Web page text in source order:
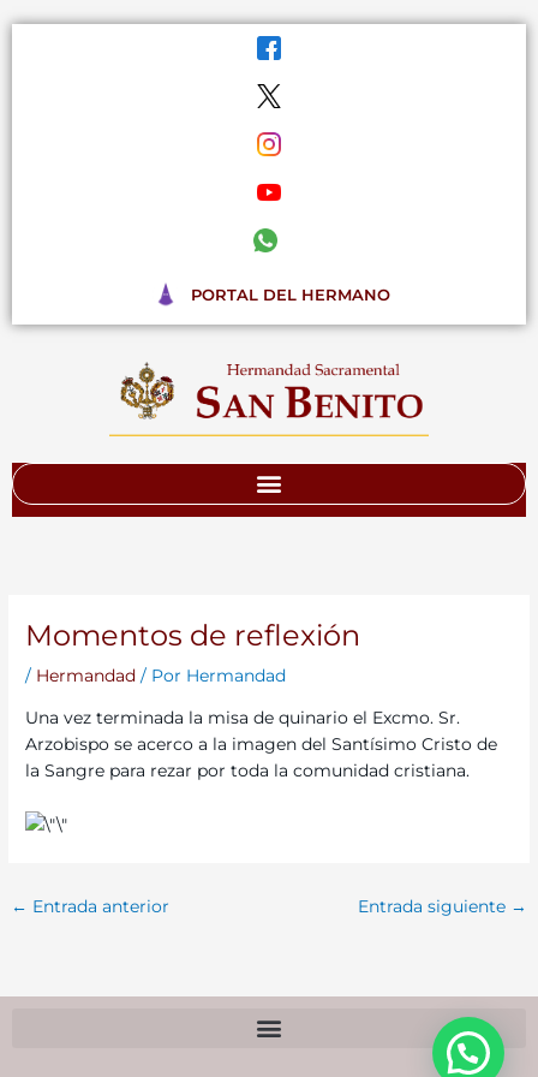
PORTAL DEL HERMANO
Momentos de reflexión
/ Hermandad / Por Hermandad
Una vez terminada la misa de quinario el Excmo. Sr.
Arzobispo se acerco a la imagen del Santísimo Cristo de
la Sangre para rezar por toda la comunidad cristiana.
← Entrada anterior Entrada siguiente →